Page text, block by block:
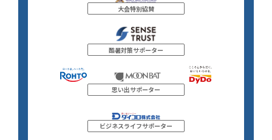
大会特別協賛
酷暑対策サポーター
思い出サポーター
ビジネスライフサポーター